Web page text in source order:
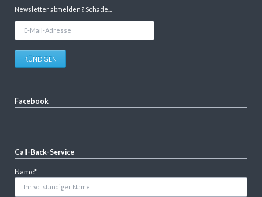
Newsletter abmelden ? Schade...
Adresse
KÜNDIGEN
Facebook
Call-Back-Service
Pflichtfeld
Name*